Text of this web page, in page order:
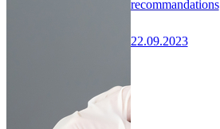
recommandations
22.09.2023